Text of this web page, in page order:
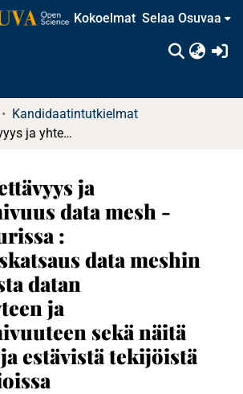
Kokoelmat Selaa Osuvaa
Kandidaatintutkielmat
Datan käytettävyys ja yhteentoimivuus data mesh -arkkitehtuurissa : Kirjallisuuskatsaus data meshin vaikutuksista datan käytettävyyteen ja yhteentoimivuuteen sekä näitä edistävistä ja estävistä tekijöistä organisaatioissa
ja
data mesh -
:
data meshin
datan
ja
sekä näitä
estävistä tekijöistä